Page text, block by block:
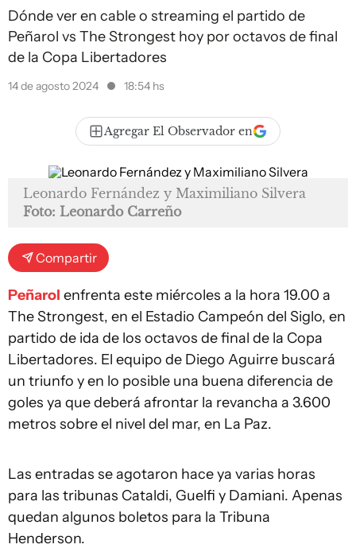
Dónde ver en cable o streaming el partido de
Peñarol vs The Strongest hoy por octavos de final
de la Copa Libertadores
14 de agosto 2024 18:54 hs
Agregar El Observador en
Leonardo Fernández y Maximiliano Silvera
Foto: Leonardo Carreño
Compartir
Peñarol enfrenta este miércoles a la hora 19.00 a
The Strongest, en el Estadio Campeón del Siglo, en
partido de ida de los octavos de final de la Copa
Libertadores. El equipo de Diego Aguirre buscará
un triunfo y en lo posible una buena diferencia de
goles ya que deberá afrontar la revancha a 3.600
metros sobre el nivel del mar, en La Paz.
Las entradas se agotaron hace ya varias horas
para las tribunas Cataldi, Guelfi y Damiani. Apenas
quedan algunos boletos para la Tribuna
Henderson.